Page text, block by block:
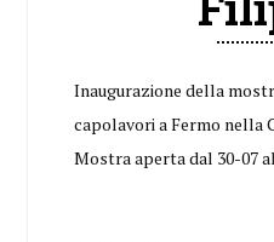
Inaugurazione della
capolavori a Fermo nella
Mostra aperta dal 30-07